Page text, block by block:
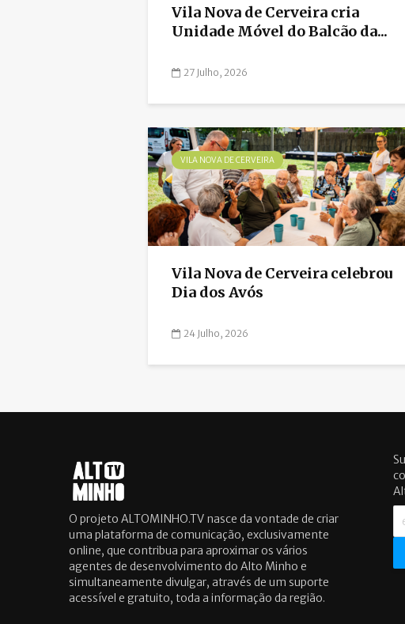
Vila Nova de Cerveira cria
Unidade Móvel do Balcão da...
27 Julho, 2026
VILA NOVA DE CERVEIRA
Vila Nova de Cerveira celebrou
Dia dos Avós
24 Julho, 2026
O projeto ALTOMINHO.TV nasce da vontade de criar
uma plataforma de comunicação, exclusivamente
online, que contribua para aproximar os vários
agentes de desenvolvimento do Alto Minho e
simultaneamente divulgar, através de um suporte
acessível e gratuito, toda a informação da região.